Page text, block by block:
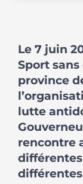
Le 7 juin
Sport
province
lutte
rencontre